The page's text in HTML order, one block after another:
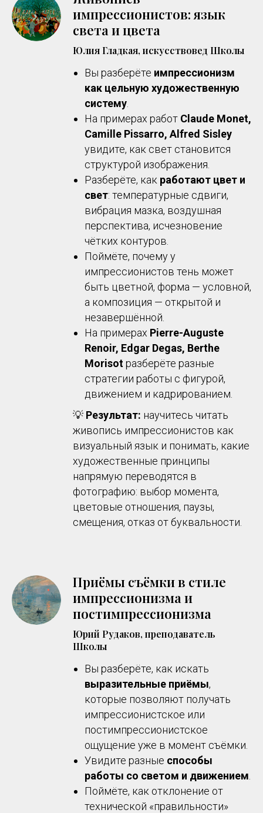
импрессионистов: язык
света и цвета
Юлия Гладкая, искусствовед Школы
Вы разберёте импрессионизм
как цельную художественную
систему
На примерах работ Claude Monet,
Camille Pissarro, Alfred Sisley
увидите, как свет становится
структурой изображения.
Разберёте, как работают цвет и
свет: температурные сдвиги,
вибрация мазка, воздушная
перспектива, исчезновение
чётких контуров.
Поймёте, почему у
импрессионистов тень может
быть цветной, форма — условной,
а композиция — открытой и
незавершённой.
На примерах Pierre-Auguste
Renoir, Edgar Degas, Berthe
Morisotразберёте разные
стратегии работы с фигурой,
движением и кадрированием.
💡 Результат: научитесь читать
живопись импрессионистов как
визуальный язык и понимать, какие
художественные принципы
напрямую переводятся в
фотографию: выбор момента,
цветовые отношения, паузы,
смещения, отказ от буквальности.
Приёмы съёмки в стиле
импрессионизма и
постимпрессионизма
Юрий Рудаков, преподаватель
Школы
Вы разберёте, как искать
выразительные приёмы,
которые позволяют получать
импрессионистское или
постимпрессионистское
ощущение уже в момент съёмки.
Увидите разные способы
работы со светом и движением
Поймёте, как отклонение от
технической «правильности»